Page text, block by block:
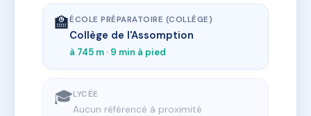
🏫ÉCOLE PRÉPARATOIRE (COLLÈGE)
Collège de l'Assomption
à 745 m · 9 min à pied
🎓LYCÉE
Aucun référencé à proximité